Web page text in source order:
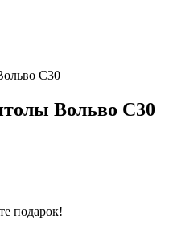
C30
Вольво C30
подарок!